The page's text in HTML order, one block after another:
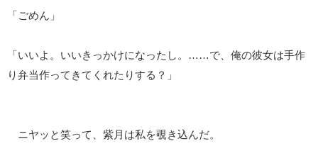
「ごめん」
「いいよ。いいきっかけになったし。……で、俺の彼女は手作
り弁当作ってきてくれたりする？」
ニヤッと笑って、紫月は私を覗き込んだ。